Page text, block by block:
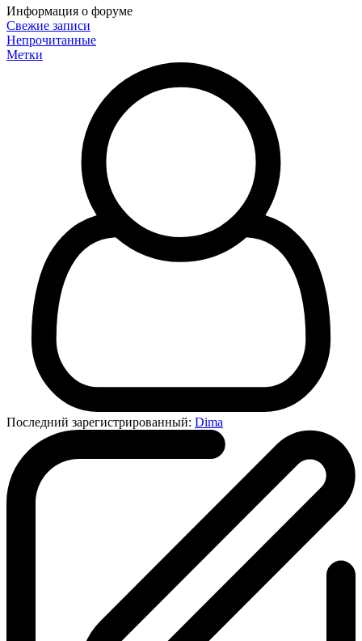
Информация о форуме
Свежие записи
Непрочитанные
Метки
Последний зарегистрированный: Dima